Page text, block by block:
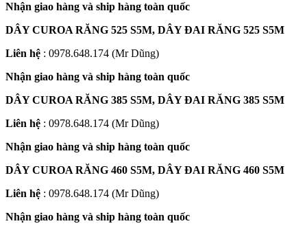
Nhận giao hàng và ship hàng toàn quốc
DÂY CUROA RĂNG 525 S5M, DÂY ĐAI RĂNG 525 S5M
Liên hệ : 0978.648.174 (Mr Dũng)
Nhận giao hàng và ship hàng toàn quốc
DÂY CUROA RĂNG 385 S5M, DÂY ĐAI RĂNG 385 S5M
Liên hệ : 0978.648.174 (Mr Dũng)
Nhận giao hàng và ship hàng toàn quốc
DÂY CUROA RĂNG 460 S5M, DÂY ĐAI RĂNG 460 S5M
Liên hệ : 0978.648.174 (Mr Dũng)
Nhận giao hàng và ship hàng toàn quốc